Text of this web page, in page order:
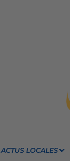
ACTUS LOCALES